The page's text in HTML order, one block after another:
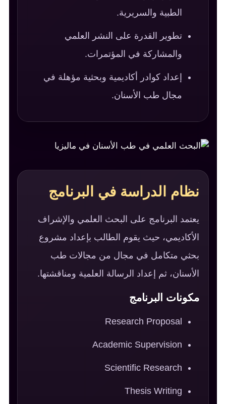
الطبية والسريرية.
تطوير القدرة على النشر العلمي
والمشاركة في المؤتمرات.
إعداد كوادر أكاديمية وبحثية مؤهلة في
مجال طب الأسنان.
نظام الدراسة في البرنامج
يعتمد البرنامج على البحث العلمي والإشراف
الأكاديمي، حيث يقوم الطالب بإعداد مشروع
بحثي متكامل في مجال من مجالات طب
الأسنان، ثم إعداد الرسالة العلمية ومناقشتها.
مكونات البرنامج
Research Proposal
Academic Supervision
Scientific Research
Thesis Writing